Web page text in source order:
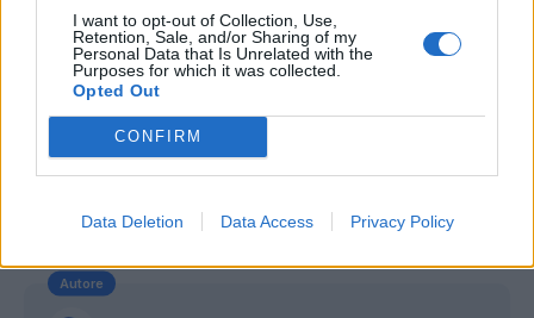
I want to opt-out of Collection, Use,
Retention, Sale, and/or Sharing of my
Personal Data that Is Unrelated with the
Purposes for which it was collected.
Opted Out
CONFIRM
Data Deletion Data Access Privacy Policy
Autore